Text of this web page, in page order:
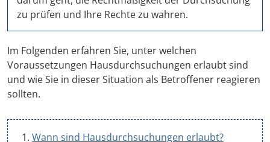
zu prüfen und Ihre Rechte zu wahren.
Im Folgenden erfahren Sie, unter welchen
Voraussetzungen Hausdurchsuchungen erlaubt sind
und wie Sie in dieser Situation als Betroffener reagieren
sollten.
Wann sind Hausdurchsuchungen erlaubt?